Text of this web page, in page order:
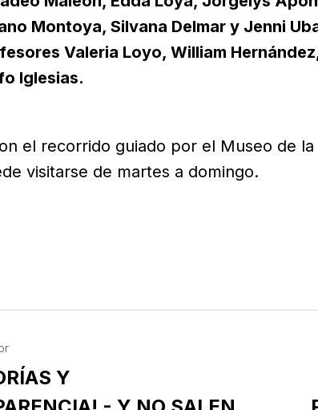
Montoya, Silvana Delmar y Jenni
Valeria Loyo, William
Iglesias.
el recorrido guiado por el Museo de la
visitarse de martes a domingo.
Y